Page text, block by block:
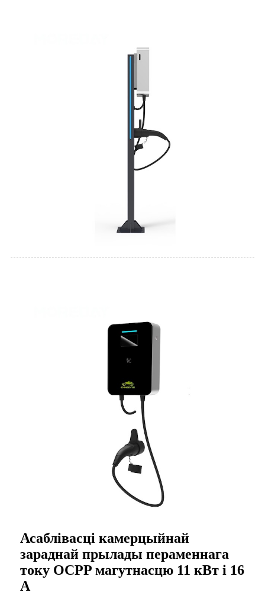
Асаблівасці камерцыйнай
зараднай прылады пераменнага
току OCPP магутнасцю 11 кВт і 16
А